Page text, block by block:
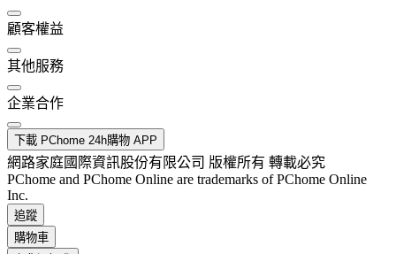
顧客權益
其他服務
企業合作
下載 PChome 24h購物 APP
網路家庭國際資訊股份有限公司 版權所有 轉載必究
PChome and PChome Online are trademarks of PChome Online
Inc.
追蹤
購物車